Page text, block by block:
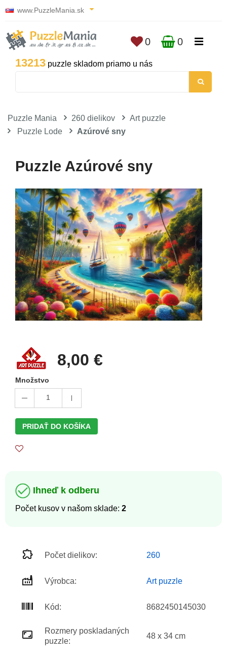
www.PuzzleMania.sk
13213 puzzle skladom priamo u nás
0 0
Puzzle Mania 260 dielikov
Art puzzle
Puzzle Lode
Azúrové sny
Puzzle Azúrové sny
8,00 €
Množstvo
1
PRIDAŤ DO KOŠÍKA
Ihneď k odberu
Počet kusov v našom sklade: 2
Počet dielikov: 260
Výrobca: Art puzzle
Kód: 8682450145030
Rozmery poskladaných
puzzle:
48 x 34 cm